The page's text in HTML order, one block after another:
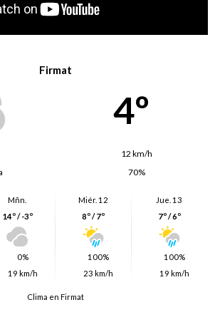
Firmat
4º
12 km/h
70%
Mñn.
14º / -3º
0%
19 km/h
Miér. 12
8º / 7º
100%
23 km/h
Jue. 13
7º / 6º
100%
19 km/h
Clima en Firmat